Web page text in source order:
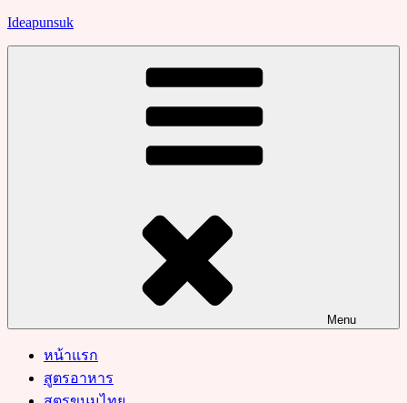
Skip
Ideapunsuk
Menu
หน้าแรก
สูตรอาหาร